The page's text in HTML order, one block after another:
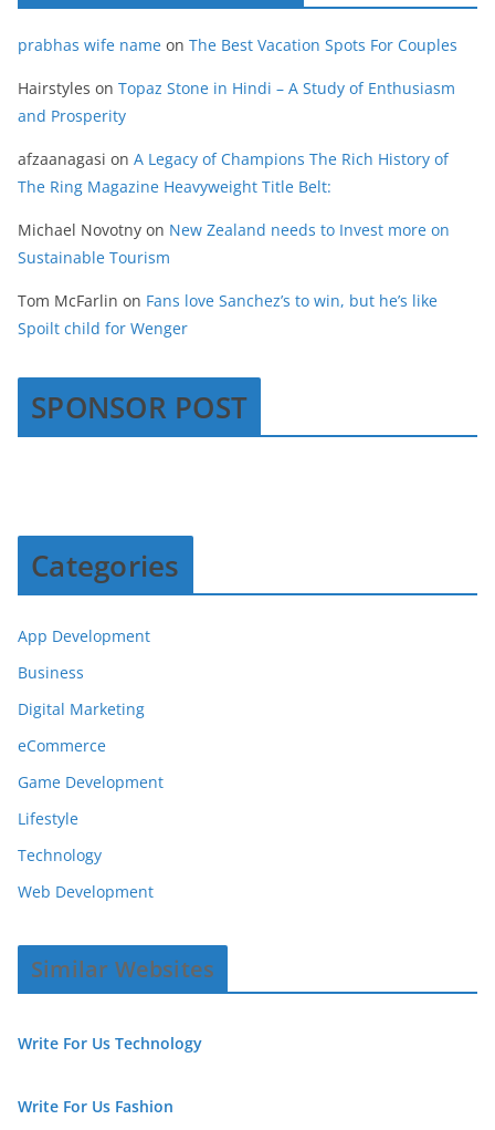
prabhas wife name on The Best Vacation Spots For Couples
Hairstyles on Topaz Stone in Hindi – A Study of Enthusiasm
and Prosperity
afzaanagasi on A Legacy of Champions The Rich History of
The Ring Magazine Heavyweight Title Belt:
Michael Novotny on New Zealand needs to Invest more on
Sustainable Tourism
Tom McFarlin on Fans love Sanchez’s to win, but he’s like
Spoilt child for Wenger
SPONSOR POST
Categories
App Development
Business
Digital Marketing
eCommerce
Game Development
Lifestyle
Technology
Web Development
Similar Websites
Write For Us Technology
Write For Us Fashion